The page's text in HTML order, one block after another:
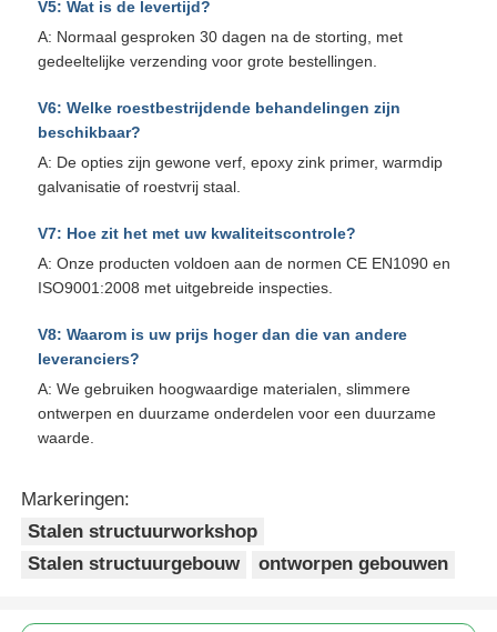
V5: Wat is de levertijd?
A: Normaal gesproken 30 dagen na de storting, met
gedeeltelijke verzending voor grote bestellingen.
V6: Welke roestbestrijdende behandelingen zijn
beschikbaar?
A: De opties zijn gewone verf, epoxy zink primer, warmdip
galvanisatie of roestvrij staal.
V7: Hoe zit het met uw kwaliteitscontrole?
A: Onze producten voldoen aan de normen CE EN1090 en
ISO9001:2008 met uitgebreide inspecties.
V8: Waarom is uw prijs hoger dan die van andere
leveranciers?
A: We gebruiken hoogwaardige materialen, slimmere
ontwerpen en duurzame onderdelen voor een duurzame
waarde.
Markeringen:
Stalen structuurworkshop
Stalen structuurgebouw
ontworpen gebouwen